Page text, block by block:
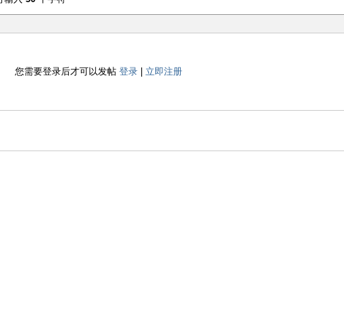
您需要登录后才可以发帖 登录 立即注册